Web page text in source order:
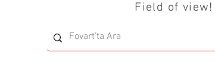
Field of view!